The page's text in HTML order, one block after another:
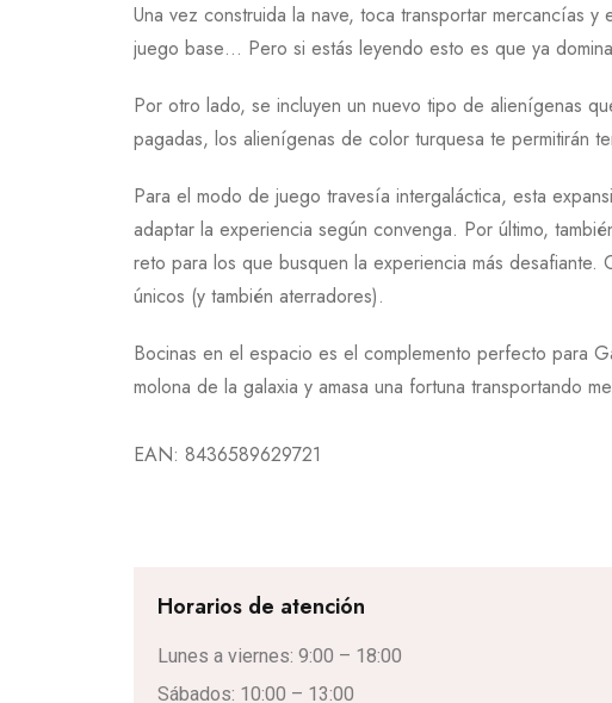
Una vez construida la nave, toca transportar mercancías
juego base… Pero si estás leyendo esto es que ya
Por otro lado, se incluyen un nuevo tipo de alienígenas
pagadas, los alienígenas de color turquesa te permitirán
Para el modo de juego travesía intergaláctica, esta
adaptar la experiencia según convenga. Por último,
reto para los que busquen la experiencia más
únicos (y también aterradores).
Bocinas en el espacio es el complemento perfecto para
molona de la galaxia y amasa una fortuna transportando
EAN: 8436589629721
Horarios de atención
Lunes a viernes: 9:00 – 18:00
Sábados: 10:00 – 13:00